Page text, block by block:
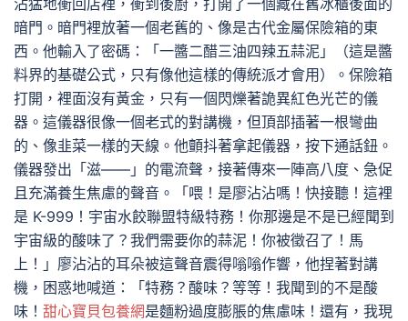
沾猛地衝回店裡，衝到後廚，打開了一個藏在舊冰櫃後面的
暗門。暗門裡放著一個老舊的、像是古代金屬保險箱的東
西。他輸入了密碼：「一醬二醋三油四辣五蒜泥」（這是醬
料界的基礎公式，只有像他這樣的傳統派才會用）。保險箱
打開，裡面沒有黃金，只有一個閃爍著詭異紅色光芒的儀
器。這儀器很像一個老式的對講機，但頂部插著一根彎曲
的、像韭菜一樣的天線。他顫抖著拿起儀器，按下通話鈕。
儀器發出「滋——」的電流聲，接著傳來一陣高八度、急促
且充滿養生焦慮的聲音。「喂！是廖沾沾嗎！快接聽！這裡
是 K-999！宇宙水餃聯盟特級特務！你那邊是不是已經聞到
宇宙級的酸味了？我們需要你的蒜泥！你被徵召了！馬
上！」廖沾沾的耳朵被這聲音震得嗡嗡作響，他捏著對講
機，困惑地喊道：「特務？酸味？等等！我聞到的不是酸
味！ 甜心寶貝包養網是麵粉過度膨脹的焦慮味！還有，我現